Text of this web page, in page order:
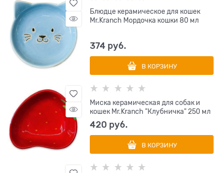
Блюдце керамическое для кошек
Mr.Kranch Мордочка кошки 80 мл
374 руб.
В КОРЗИНУ
Миска керамическая для собак и
кошек Mr.Kranch "Клубничка" 250 мл
420 руб.
В КОРЗИНУ